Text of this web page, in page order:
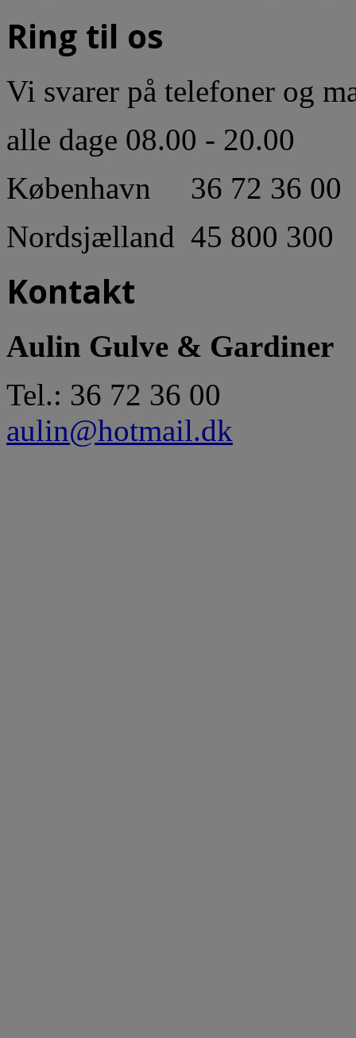
Ring til os
Vi svarer på telefoner og
alle dage 08.00 - 20.00
København 36 72 36 00
Nordsjælland 45 800 300
Kontakt
Aulin Gulve & Gardiner
Tel.: 36 72 36 00
aulin@hotmail.dk